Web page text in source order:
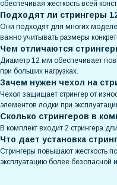
обеспечивая жесткость всей
Подходят ли стрингеры
Они подходят для многих
важно учитывать размеры
Чем отличаются
Диаметр 12 мм обеспечивает
при больших нагрузках.
Зачем нужен чехол на
Чехол защищает стрингер от
элементов лодки при
Сколько стрингеров в
В комплект входит 2 стрингера
Что дает установка
Стрингеры повышают жесткость
эксплуатацию более безопасной